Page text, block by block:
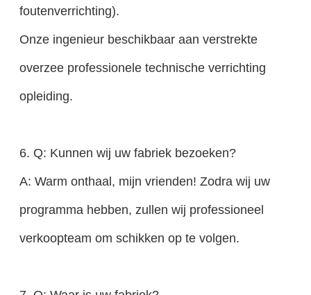
foutenverrichting).
Onze ingenieur beschikbaar aan verstrekte
overzee professionele technische verrichting
opleiding.
6. Q: Kunnen wij uw fabriek bezoeken?
A: Warm onthaal, mijn vrienden! Zodra wij uw
programma hebben, zullen wij professioneel
verkoopteam om schikken op te volgen.